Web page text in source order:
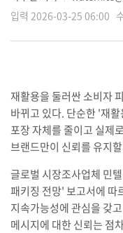
입력 2026-03-25 06:00
재활용을 둘러싼 소비자
바뀌고 있다. 단순한 '재
포장 자체를 줄이고 실제
브랜드만이 신뢰를 유지
글로벌 시장조사업체 민
패키징 전망' 보고서에 따
지속가능성에 관심을 갖
메시지에 대한 신뢰는 점